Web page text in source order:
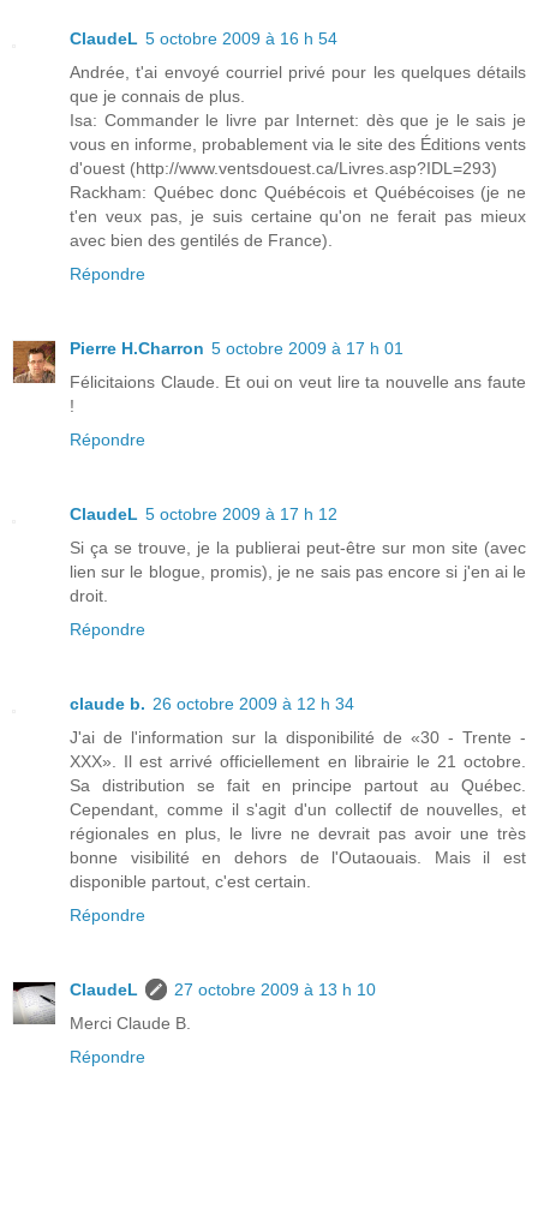
ClaudeL 5 octobre 2009 à 16 h 54
Andrée, t'ai envoyé courriel privé pour les quelques détails
que je connais de plus.
Isa: Commander le livre par Internet: dès que je le sais je
vous en informe, probablement via le site des Éditions vents
d'ouest (http://www.ventsdouest.ca/Livres.asp?IDL=293)
Rackham: Québec donc Québécois et Québécoises (je ne
t'en veux pas, je suis certaine qu'on ne ferait pas mieux
avec bien des gentilés de France).
Répondre
Pierre H.Charron 5 octobre 2009 à 17 h 01
Félicitaions Claude. Et oui on veut lire ta nouvelle ans faute
!
Répondre
ClaudeL 5 octobre 2009 à 17 h 12
Si ça se trouve, je la publierai peut-être sur mon site (avec
lien sur le blogue, promis), je ne sais pas encore si j'en ai le
droit.
Répondre
claude b. 26 octobre 2009 à 12 h 34
J'ai de l'information sur la disponibilité de «30 - Trente -
XXX». Il est arrivé officiellement en librairie le 21 octobre.
Sa distribution se fait en principe partout au Québec.
Cependant, comme il s'agit d'un collectif de nouvelles, et
régionales en plus, le livre ne devrait pas avoir une très
bonne visibilité en dehors de l'Outaouais. Mais il est
disponible partout, c'est certain.
Répondre
ClaudeL
27 octobre 2009 à 13 h 10
Merci Claude B.
Répondre